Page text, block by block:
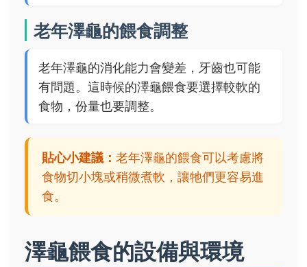
老年澤龜的餵食調整
老年澤龜的消化能力會變差，牙齒也可能
有問題。這時候的澤龜餵食要選擇較軟的
食物，份量也要調整。
貼心小建議： 老年澤龜的餵食可以考慮將
食物切小塊或稍微煮軟，讓牠們更容易進
食。
澤龜餵食的設備與環境